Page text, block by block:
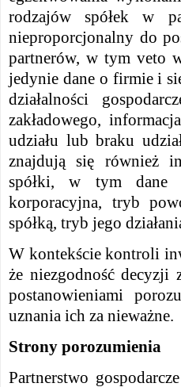
rodzajów spółek w
nieproporcjonalny do
partnerów, w tym veto
jedynie dane o firmie i
działalności
zakładowego,
udziału lub braku
znajdują się również
spółki, w tym dane
korporacyjna, tryb
spółką, tryb jego
W kontekście kontroli
że niezgodność decyzji
postanowieniami
uznania ich za nieważne.
Strony porozumienia
Partnerstwo